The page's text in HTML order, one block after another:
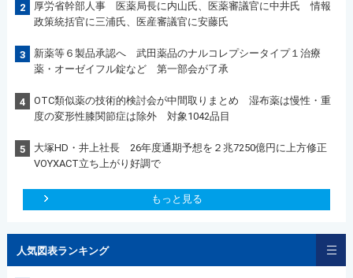
2
厚労省幹部人事 医薬局長に内山氏、医薬審議官に中井氏 情報
政策統括官に三浦氏、医産審議官に安藤氏
3
新薬等６製品承認へ 武田薬品のナルコレプシータイプ１治療
薬・オーゼイフル錠など 第一部会が了承
4
OTC類似薬の技術的検討会が中間取りまとめ 湿布薬は慢性・重
度の変形性膝関節症は除外 対象1042品目
5
大塚HD・井上社長 26年度通期予想を２兆7250億円に上方修正
VOYXACT立ち上がり好調で
もっと見る
人気図表ランキング